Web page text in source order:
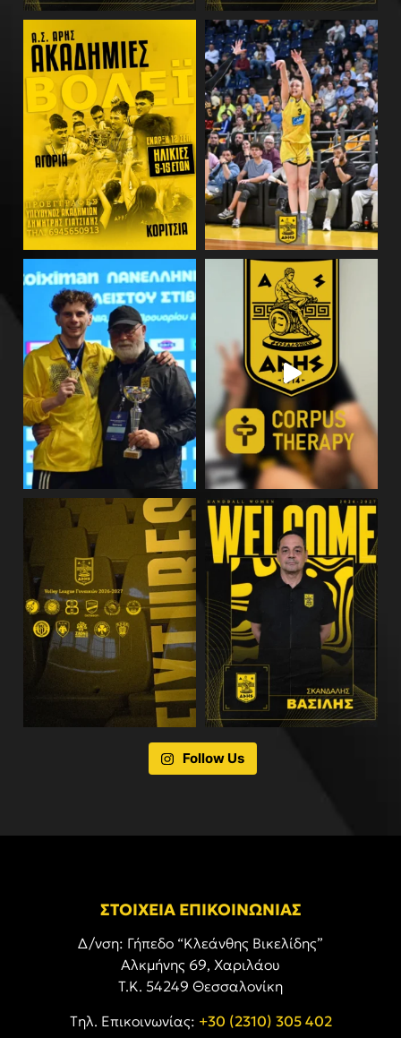
Follow Us
ΣΤΟΙΧΕΙΑ ΕΠΙΚΟΙΝΩΝΙΑΣ
Δ/νση: Γήπεδο “Κλεάνθης Βικελίδης”
Αλκμήνης 69, Χαριλάου
Τ.Κ. 54249 Θεσσαλονίκη
Tηλ. Επικοινωνίας: +30 (2310) 305 402